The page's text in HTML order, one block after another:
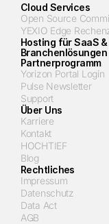
Cloud Services
Open Source
YEXIO Edge
Hosting für SaaS
Branchenlösungen
Partnerprogramm
Yorizon Portal Login
Pulse Newsletter
Support
Über Uns
Karriere
Kontakt
HOCHTIEF
Blog
Rechtliches
Impressum
Datenschutz
Data Act
AGB